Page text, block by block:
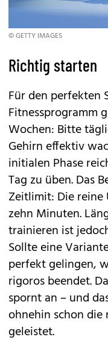
© GETTY IMAGES
Richtig starten
Für den perfekten
Fitnessprogramm
Wochen: Bitte
Gehirn effektiv
initialen Phase
Tag zu üben. Das
Zeitlimit: Die
zehn Minuten.
trainieren ist
Sollte eine
perfekt gelingen,
rigoros beendet.
spornt an – und
ohnehin schon
geleistet.